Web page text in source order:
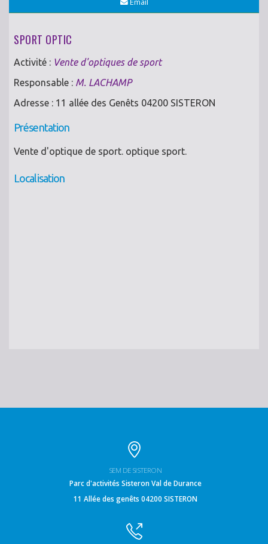
SPORT OPTIC
Activité : Vente d'optiques de sport
Responsable : M. LACHAMP
Adresse : 11 allée des Genêts 04200 SISTERON
Présentation
Vente d'optique de sport. optique sport.
Localisation
SEM DE SISTERON
Parc d'activités Sisteron Val de Durance
11 Allée des genêts 04200 SISTERON